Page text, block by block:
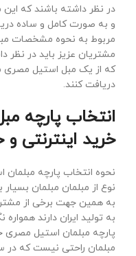
در نظر داشته باشند که
و به صورت کامل و ساده
مربوط به نحوه مشخصات
مشتریان عزیز باید در
که از یک مبل استیل مصری
دریافت کنند.
انتخاب پارچه
خرید اینترنتی
نحوه انتخاب پارچه
نوع از مبلمان مبلمان
به همین جهت برخی از
به تولید ایران دارند
پارچه مبلمان استیل مصری
مبلمان راحتی نیست که در